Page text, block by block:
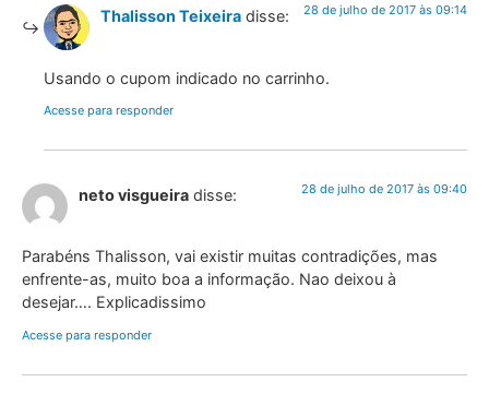
Thalisson Teixeira disse: 28 de julho de 2017 às 09:14
Usando o cupom indicado no carrinho.
Acesse para responder
neto visgueira disse: 28 de julho de 2017 às 09:40
Parabéns Thalisson, vai existir muitas contradições, mas
enfrente-as, muito boa a informação. Nao deixou à
desejar…. Explicadissimo
Acesse para responder